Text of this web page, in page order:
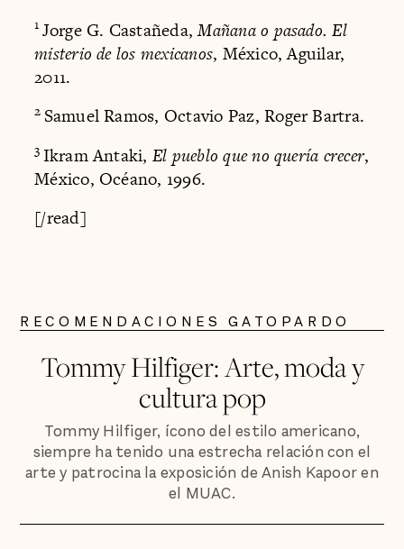
1 Jorge G. Castañeda,Mañana o pasado. El
misterio de los mexicanos, México, Aguilar,
2011.
2 Samuel Ramos, Octavio Paz, Roger Bartra.
3 Ikram Antaki, El pueblo que no quería crecer,
México, Océano, 1996.
[/read]
RECOMENDACIONES GATOPARDO
Tommy Hilfiger: Arte, moda y
cultura pop
Tommy Hilfiger, ícono del estilo americano,
siempre ha tenido una estrecha relación con el
arte y patrocina la exposición de Anish Kapoor en
el MUAC.